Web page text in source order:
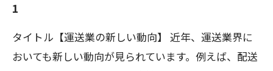
1
タイトル【運送業の新しい動向】 近年、運送業界に
おいても新しい動向が見られています。例えば、配送